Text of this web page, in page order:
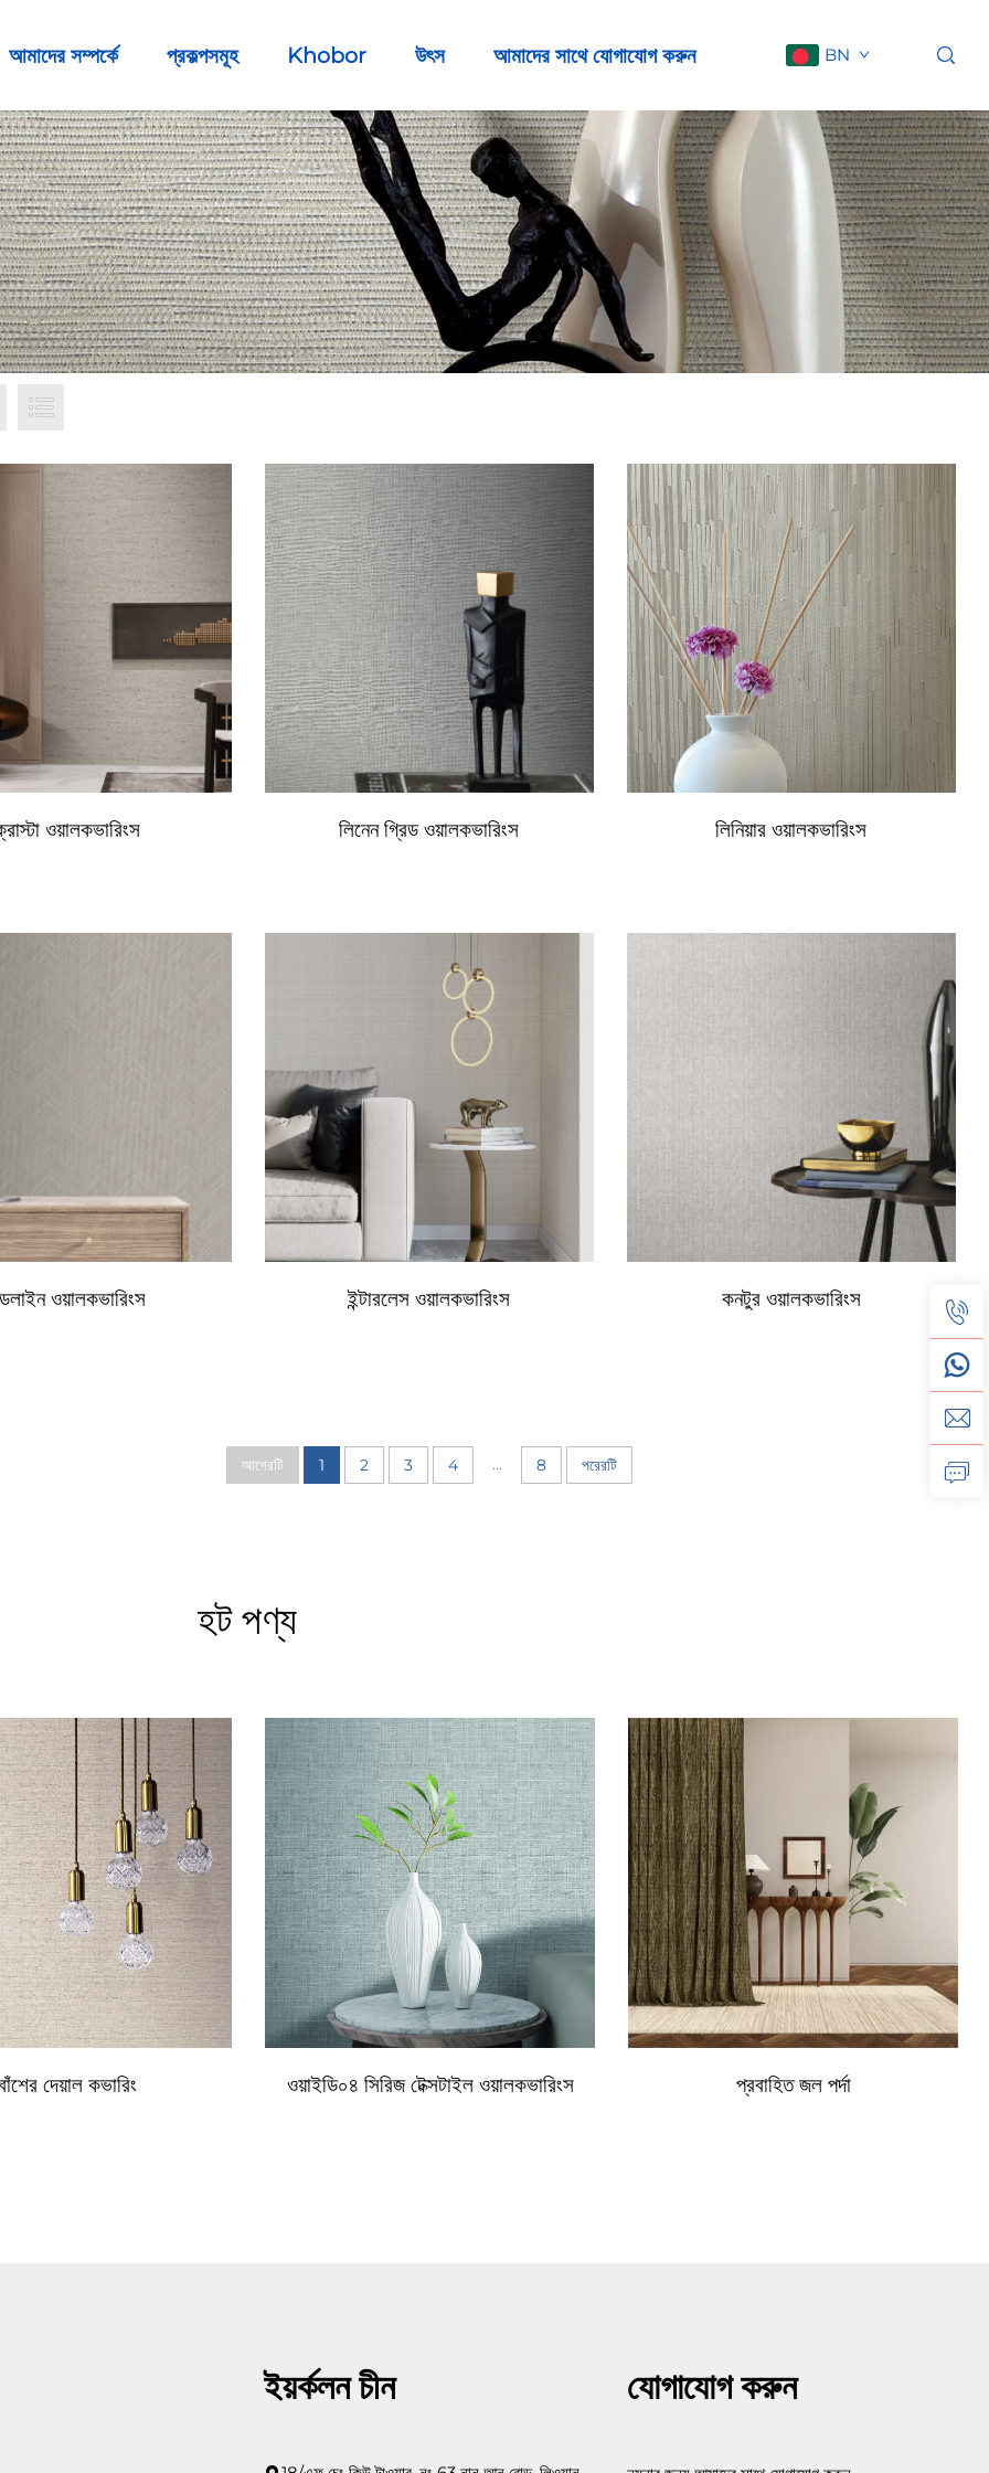
আমাদের সম্পর্কে প্রকল্পসমূহ Khobor উৎস আমাদের সাথে যোগাযোগ করুন BN
ওয়ালকভারিংস লিনেন গ্রিড ওয়ালকভারিংস লিনিয়ার ওয়ালকভারিংস
ওয়ালকভারিংস ইন্টারলেস ওয়ালকভারিংস কনটুর ওয়ালকভারিংস
আগেরটি 1 2 3 4 ... 8 পরেরটি
হট পণ্য
দেয়াল কভারিং ওয়াইডি০৪ সিরিজ টেক্সটাইল ওয়ালকভারিংস প্রবাহিত জল পর্দা
ইয়র্কলন চীন যোগাযোগ করুন